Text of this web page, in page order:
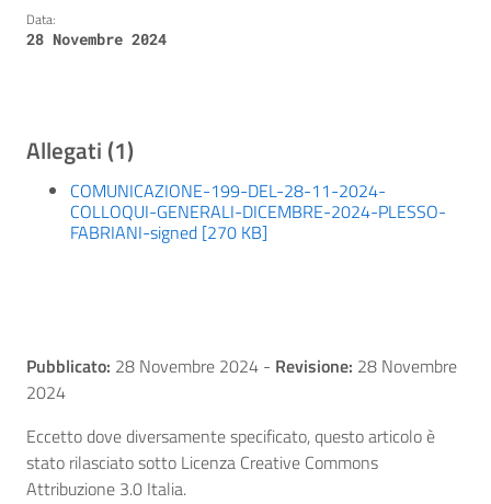
Data:
28 Novembre 2024
Allegati (1)
COMUNICAZIONE-199-DEL-28-11-2024-
COLLOQUI-GENERALI-DICEMBRE-2024-PLESSO-
FABRIANI-signed [270 KB]
Pubblicato: 28 Novembre 2024 - Revisione: 28 Novembre
2024
Eccetto dove diversamente specificato, questo articolo è
stato rilasciato sotto Licenza Creative Commons
Attribuzione 3.0 Italia.